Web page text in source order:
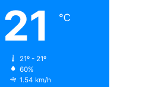
21 ℃
21º - 21º
60%
1.54 km/h